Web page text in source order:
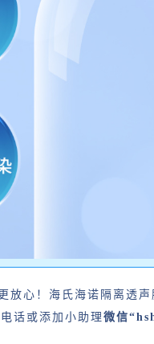
放心！海氏海诺隔离透
话或添加小助理微信